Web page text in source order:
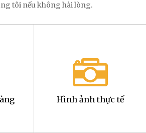
tôi nếu không hài lòng.
Hình ảnh thực tế